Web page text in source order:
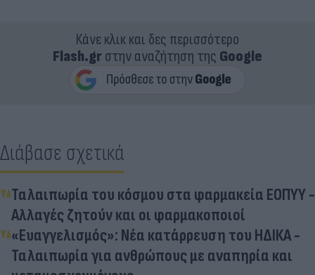
Κάνε κλικ και δες περισσότερο
Flash.grστην αναζήτηση της Google
Διάβασε σχετικά
Ταλαιπωρία του κόσμου στα φαρμακεία ΕΟΠΥΥ -
Αλλαγές ζητούν και οι φαρμακοποιοί
«Ευαγγελισμός»: Νέα κατάρρευση του ΗΔΙΚΑ -
Ταλαιπωρία για ανθρώπους με αναπηρία και